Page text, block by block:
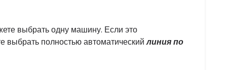
выбрать одну машину. Если это
полностью автоматическийлиния по